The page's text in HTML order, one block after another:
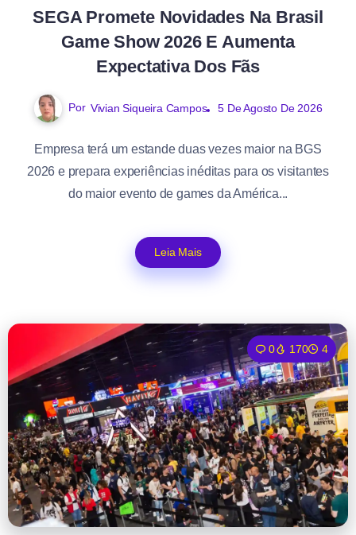
SEGA Promete Novidades Na Brasil
Game Show 2026 E Aumenta
Expectativa Dos Fãs
Por Vivian Siqueira Campos 5 De Agosto De 2026
Empresa terá um estande duas vezes maior na BGS
2026 e prepara experiências inéditas para os visitantes
do maior evento de games da América...
Leia Mais
0 170 4